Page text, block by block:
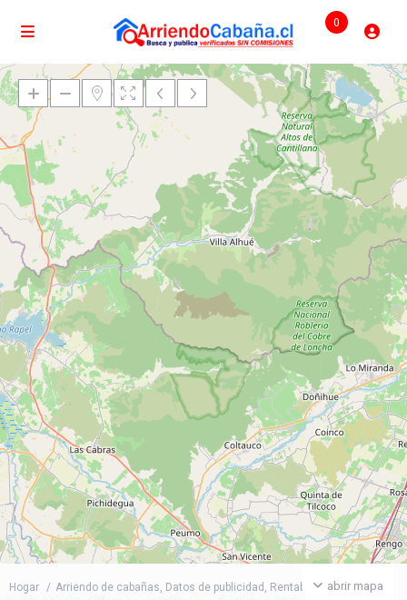
0
Cargando mapas
abrir mapa
Hogar Arriendo de cabañas, Datos de publicidad , Rentabilidad
De “Caba